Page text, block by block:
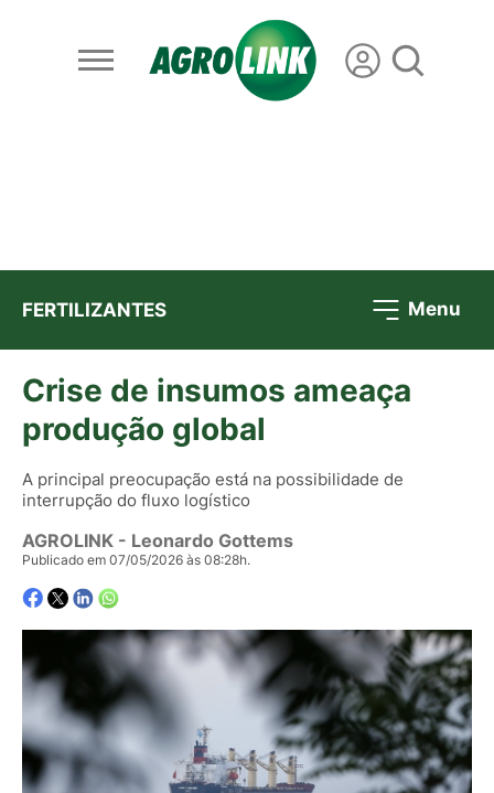
FERTILIZANTES Menu
Crise de insumos ameaça
produção global
A principal preocupação está na possibilidade de
interrupção do fluxo logístico
AGROLINK - Leonardo Gottems
Publicado em 07/05/2026 às 08:28h.